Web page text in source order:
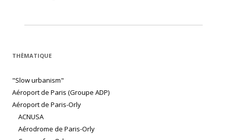
THÈMATIQUE
"Slow urbanism"
Aéroport de Paris (Groupe ADP)
Aéroport de Paris-Orly
ACNUSA
Aérodrome de Paris-Orly